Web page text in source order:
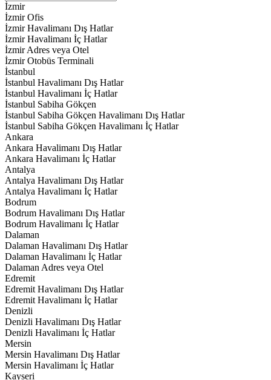
İzmir
İzmir Ofis
İzmir Havalimanı Dış Hatlar
İzmir Havalimanı İç Hatlar
İzmir Adres veya Otel
İzmir Otobüs Terminali
İstanbul
İstanbul Havalimanı Dış Hatlar
İstanbul Havalimanı İç Hatlar
İstanbul Sabiha Gökçen
İstanbul Sabiha Gökçen Havalimanı Dış Hatlar
İstanbul Sabiha Gökçen Havalimanı İç Hatlar
Ankara
Ankara Havalimanı Dış Hatlar
Ankara Havalimanı İç Hatlar
Antalya
Antalya Havalimanı Dış Hatlar
Antalya Havalimanı İç Hatlar
Bodrum
Bodrum Havalimanı Dış Hatlar
Bodrum Havalimanı İç Hatlar
Dalaman
Dalaman Havalimanı Dış Hatlar
Dalaman Havalimanı İç Hatlar
Dalaman Adres veya Otel
Edremit
Edremit Havalimanı Dış Hatlar
Edremit Havalimanı İç Hatlar
Denizli
Denizli Havalimanı Dış Hatlar
Denizli Havalimanı İç Hatlar
Mersin
Mersin Havalimanı Dış Hatlar
Mersin Havalimanı İç Hatlar
Kayseri